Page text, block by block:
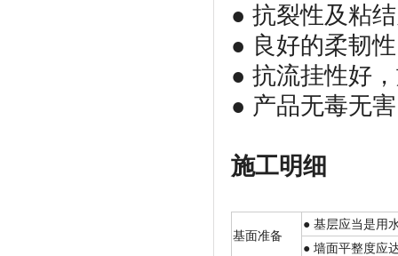
● 抗裂性及粘
● 良好的柔韧
● 抗流挂性好
● 产品无毒无
施工明细
基面准备
● 基层应当是用
● 墙面平整度应